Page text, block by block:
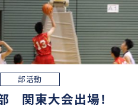
部活動
関東大会出場！